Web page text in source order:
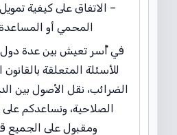
– الاتفاق على كيفية
المحمي أو
في أُسر تعيش بين عدة
للأسئلة المتعلقة
الضرائب، نقل الأصول بين
الصلاحية، ونساعدكم على
ومقبول على الجميع